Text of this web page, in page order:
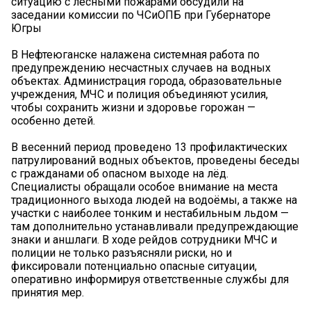
заседании комиссии по ЧСиОПБ при Губернаторе
Югры
В Нефтеюганске налажена системная работа по
предупреждению несчастных случаев на водных
объектах. Администрация города, образовательные
учреждения, МЧС и полиция объединяют усилия,
чтобы сохранить жизни и здоровье горожан —
особенно детей.
В весенний период проведено 13 профилактических
патрулирований водных объектов, проведены беседы
с гражданами об опасном выходе на лёд.
Специалисты обращали особое внимание на места
традиционного выхода людей на водоёмы, а также на
участки с наиболее тонким и нестабильным льдом —
там дополнительно устанавливали предупреждающие
знаки и аншлаги. В ходе рейдов сотрудники МЧС и
полиции не только разъясняли риски, но и
фиксировали потенциально опасные ситуации,
оперативно информируя ответственные службы для
принятия мер.